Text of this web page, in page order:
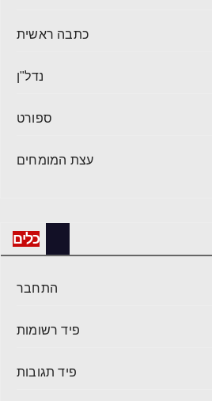
כתבה ראשית
נדל"ן
ספורט
עצת המומחים
כלים
התחבר
פיד רשומות
פיד תגובות